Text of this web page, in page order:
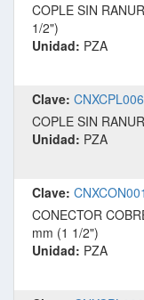
COPLE SIN
1/2")
Unidad: PZA
Clave:
COPLE SIN
Unidad: PZA
Clave:
CONECTOR
mm (1 1/2")
Unidad: PZA